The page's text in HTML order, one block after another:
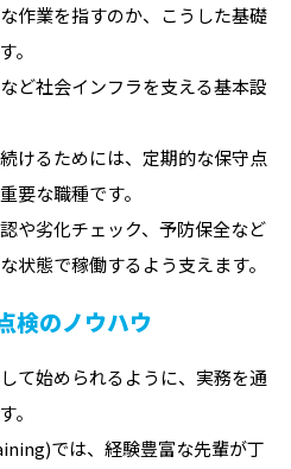
作業を指すのか、こうした基礎
。
ど社会インフラを支える基本設
けるためには、定期的な保守点
要な職種です。
や劣化チェック、予防保全など
状態で稼働するよう支えます。
検のノウハウ
て始められるように、実務を通
。
では、経験豊富な先輩が丁